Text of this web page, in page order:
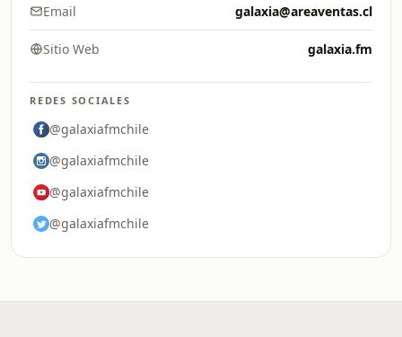
Email galaxia@areaventas.cl
Sitio Web galaxia.fm
REDES SOCIALES
@galaxiafmchile
@galaxiafmchile
@galaxiafmchile
@galaxiafmchile